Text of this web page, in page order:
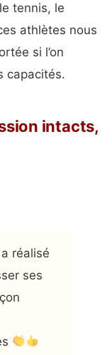
tennis, le
athlètes nous
si l’on
capacités.
intacts,
réalisé
ses